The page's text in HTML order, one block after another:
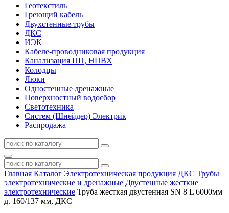
Геотекстиль
Греющий кабель
Двухстенные трубы
ДКС
ИЭК
Кабеле-проводниковая продукция
Канализация ПП, НПВХ
Колодцы
Люки
Одностенные дренажные
Поверхностный водосбор
Светотехника
Систем (Шнейдер) Электрик
Распродажа
Главная Каталог Электротехническая продукция ДКС Трубы
электротехнические и дренажные Двустенные жесткие
электротехнические Труба жесткая двустенная SN 8 L 6000мм
д. 160/137 мм, ДКС